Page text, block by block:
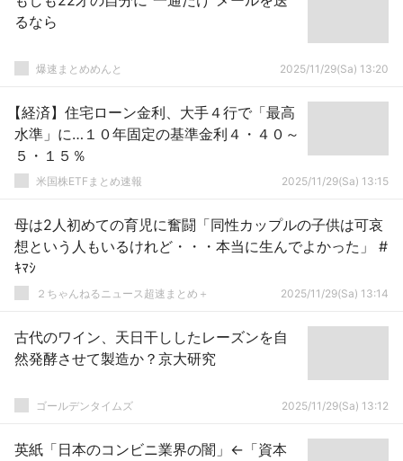
るなら
爆速まとめめんと 2025/11/29(Sa) 13:20
【経済】住宅ローン金利、大手４行で「最高
水準」に…１０年固定の基準金利４・４０～
５・１５％
米国株ETFまとめ速報 2025/11/29(Sa) 13:15
母は2人初めての育児に奮闘「同性カップルの子供は可哀
想という人もいるけれど・・・本当に生んでよかった」 #
ｷﾏｼ
２ちゃんねるニュース超速まとめ＋ 2025/11/29(Sa) 13:14
古代のワイン、天日干ししたレーズンを自
然発酵させて製造か？京大研究
ゴールデンタイムズ 2025/11/29(Sa) 13:12
英紙「日本のコンビニ業界の闇」←「資本